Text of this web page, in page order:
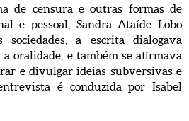
de censura e outras formas de
e pessoal, Sandra Ataíde Lobo
sociedades, a escrita dialogava
oralidade, e também se afirmava
e divulgar ideias subversivas e
é conduzida por Isabel